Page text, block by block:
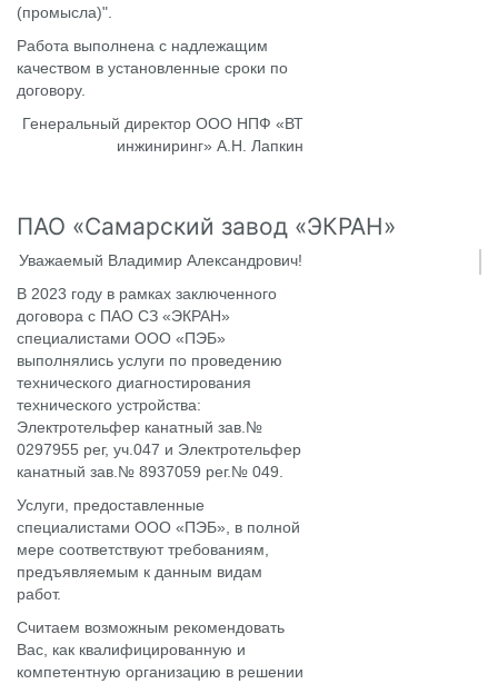
(промысла)".
Работа выполнена с надлежащим
качеством в установленные сроки по
договору.
Генеральный директор ООО НПФ «ВТ
инжиниринг» А.Н. Лапкин
ПАО «Самарский завод «ЭКРАН»
Уважаемый Владимир Александрович!
В 2023 году в рамках заключенного
договора с ПАО СЗ «ЭКРАН»
специалистами ООО «ПЭБ»
выполнялись услуги по проведению
технического диагностирования
технического устройства:
Электротельфер канатный зав.№
0297955 рег, уч.047 и Электротельфер
канатный зав.№ 8937059 рег.№ 049.
Услуги, предоставленные
специалистами ООО «ПЭБ», в полной
мере соответствуют требованиям,
предъявляемым к данным видам
работ.
Считаем возможным рекомендовать
Вас, как квалифицированную и
компетентную организацию в решении